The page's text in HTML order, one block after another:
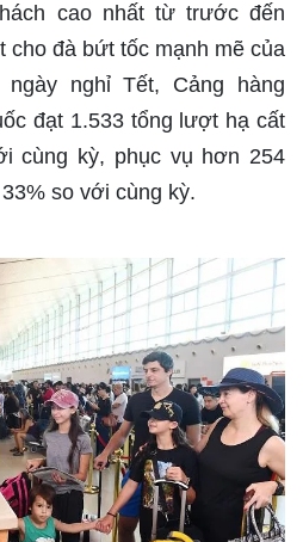
cao nhất từ trước đến
cho đà bứt tốc mạnh mẽ của
nghỉ Tết, Cảng hàng
đạt 1.533 tổng lượt hạ cất
cùng kỳ, phục vụ hơn 254
so với cùng kỳ.